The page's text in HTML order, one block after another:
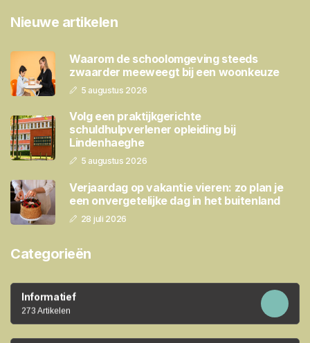
Nieuwe artikelen
Waarom de schoolomgeving steeds
zwaarder meeweegt bij een woonkeuze
5 augustus 2026
Volg een praktijkgerichte
schuldhulpverlener opleiding bij
Lindenhaeghe
5 augustus 2026
Verjaardag op vakantie vieren: zo plan je
een onvergetelijke dag in het buitenland
28 juli 2026
Categorieën
Informatief
273 Artikelen